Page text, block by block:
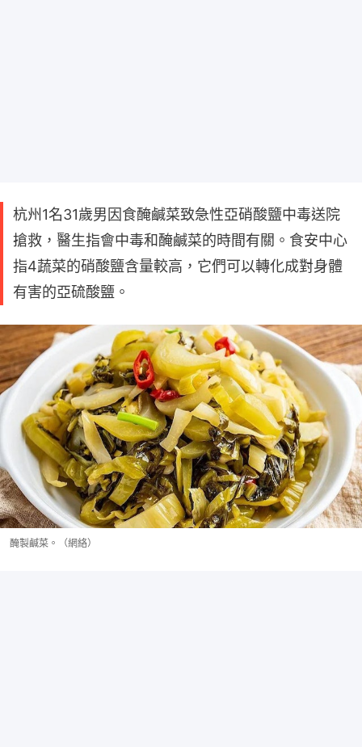
杭州1名31歲男因食醃鹹菜致急性亞硝酸鹽中毒送院
搶救，醫生指會中毒和醃鹹菜的時間有關。食安中心
指4蔬菜的硝酸鹽含量較高，它們可以轉化成對身體
有害的亞硫酸鹽。
醃製鹹菜。（網絡）